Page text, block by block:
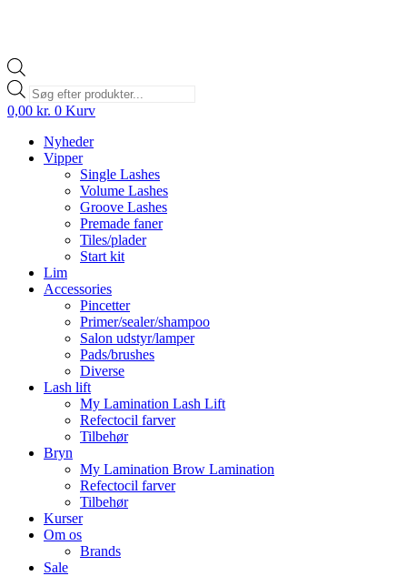
Products
search
0,00 kr. 0 Kurv
Nyheder
Vipper
Single Lashes
Volume Lashes
Groove Lashes
Premade faner
Tiles/plader
Start kit
Lim
Accessories
Pincetter
Primer/sealer/shampoo
Salon udstyr/lamper
Pads/brushes
Diverse
Lash lift
My Lamination Lash Lift
Refectocil farver
Tilbehør
Bryn
My Lamination Brow Lamination
Refectocil farver
Tilbehør
Kurser
Om os
Brands
Sale